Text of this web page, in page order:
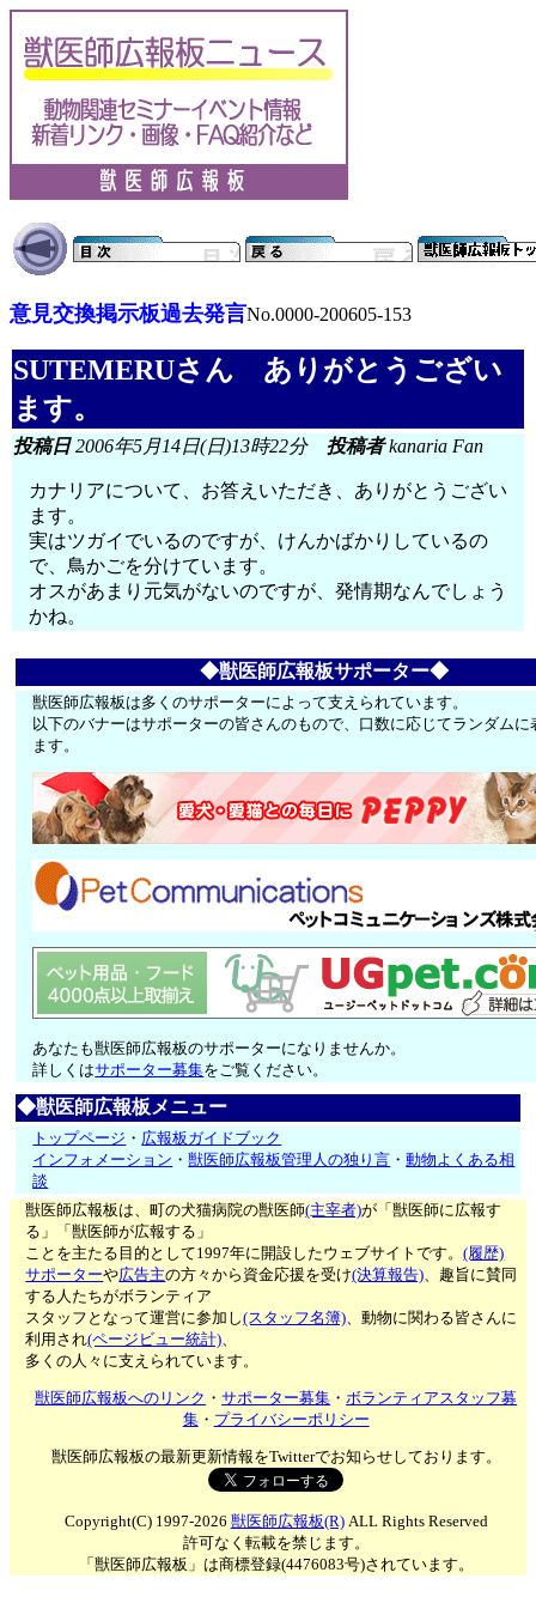
意見交換掲示板過去発言No.0000-200605-153
SUTEMERUさん ありがとうござい
ます。
投稿日2006年5月14日(日)13時22分 投稿者kanaria Fan
カナリアについて、お答えいただき、ありがとうござい
ます。
実はツガイでいるのですが、けんかばかりしているの
で、鳥かごを分けています。
オスがあまり元気がないのですが、発情期なんでしょう
かね。
◆獣医師広報板サポーター◆
獣医師広報板は多くのサポーターによって支えられています。
以下のバナーはサポーターの皆さんのもので、口数に応じてランダムに
ます。
あなたも獣医師広報板のサポーターになりませんか。
詳しくはサポーター募集をご覧ください。
◆獣医師広報板メニュー
トップページ ・ 広報板ガイドブック
インフォメーション ・獣医師広報板管理人の独り言 ・動物よくある相
談
獣医師広報板は、町の犬猫病院の獣医師(主宰者)が「獣医師に広報す
る」「獣医師が広報する」
ことを主たる目的として1997年に開設したウェブサイトです。(履歴)
サポーターや広告主の方々から資金応援を受け(決算報告)、趣旨に賛同
する人たちがボランティア
スタッフとなって運営に参加し(スタッフ名簿)、動物に関わる皆さんに
利用され(ページビュー統計)、
多くの人々に支えられています。
獣医師広報板へのリンク ・サポーター募集 ・ボランティアスタッフ募
集・ プライバシーポリシー
獣医師広報板の最新更新情報をTwitterでお知らせしております。
Copyright(C) 1997-2026 獣医師広報板(R)ALL Rights Reserved
許可なく転載を禁じます。
「獣医師広報板」は商標登録(4476083号)されています。